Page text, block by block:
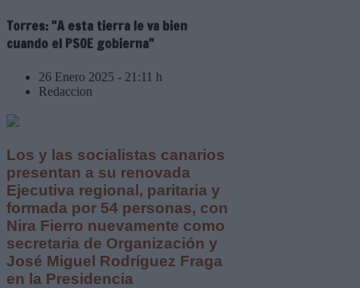
Torres: "A esta tierra le va bien
cuando el PSOE gobierna"
26 Enero 2025 - 21:11 h
Redaccion
Los y las socialistas canarios
presentan a su renovada
Ejecutiva regional, paritaria y
formada por 54 personas, con
Nira Fierro nuevamente como
secretaria de Organización y
José Miguel Rodríguez Fraga
en la Presidencia